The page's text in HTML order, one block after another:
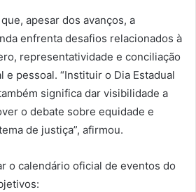
apesar dos avanços, a
enfrenta desafios relacionados à
representatividade e conciliação
pessoal. “Instituir o Dia Estadual
significa dar visibilidade a
o debate sobre equidade e
de justiça”, afirmou.
o calendário oficial de eventos do